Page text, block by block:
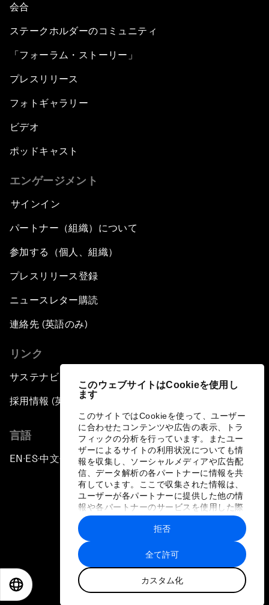
このウェブサイトはCookieを使用し
ます
このサイトではCookieを使って、ユーザー
に合わせたコンテンツや広告の表示、トラ
フィックの分析を行っています。またユー
ザーによるサイトの利用状況についても情
報を収集し、ソーシャルメディアや広告配
信、データ解析の各パートナーに情報を共
有しています。ここで収集された情報は、
ユーザーが各パートナーに提供した他の情
報や各パートナーのサービスを使用した際
に収集された情報と組み合わされ、各パー
トナーによって使用されることがありま
す。
全て許可
カスタム化
拒否
会合
ステークホルダーのコミュニティ
「フォーラム・ストーリー」
プレスリリース
フォトギャラリー
ビデオ
ポッドキャスト
エンゲージメント
サインイン
パートナー（組織）について
参加する（個人、組織）
プレスリリース登録
ニュースレター購読
連絡先 (英語のみ)
リンク
サステナビリティへの取り組み
採用情報 (英語のみ)
言語
EN ▪ES▪中文▪ 日本語
プライバシーポリシーと利用規約
サイトマップ
©
世界経済フォーラム